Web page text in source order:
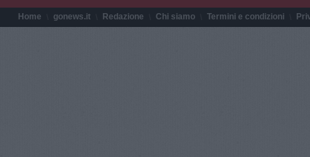
Home gonews.it Redazione Chi siamo Termini e condizioni